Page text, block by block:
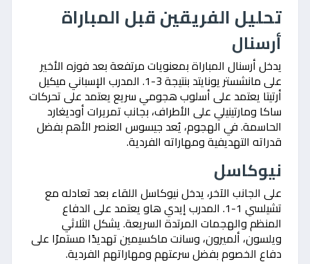
تحليل الفريقين قبل المباراة
أرسنال
يدخل أرسنال المباراة بمعنويات مرتفعة بعد فوزه الأخير
على مانشستر يونايتد بنتيجة 3-1. المدرب الإسباني ميكيل
أرتيتا يعتمد على أسلوب هجومي سريع يعتمد على تحركات
ساكا ومارتينيلي على الأطراف، بجانب تمريرات أوديغارد
الحاسمة. في الهجوم، يُعد جيسوس العنصر الأهم بفضل
قدراته التهديفية ومهاراته الفردية.
نيوكاسل
على الجانب الآخر، يدخل نيوكاسل اللقاء بعد تعادله مع
تشيلسي 1-1. المدرب إيدي هاو يعتمد على الدفاع
المنظم والهجمات المرتدة السريعة. يشكل الثلاثي
ويلسون، ألميرون، وسانت ماكسيمين تهديدًا مستمرًا على
دفاع الخصوم بفضل سرعتهم ومهاراتهم الفردية.